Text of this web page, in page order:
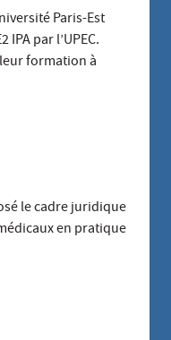
Paris-Est
par l’UPEC.
formation à
le cadre juridique
en pratique